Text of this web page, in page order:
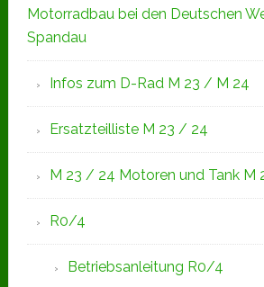
Motorradbau bei den Deutschen
Spandau
Infos zum D-Rad M 23 / M 24
Ersatzteilliste M 23 / 24
M 23 / 24 Motoren und Tank M
R0/4
Betriebsanleitung R0/4